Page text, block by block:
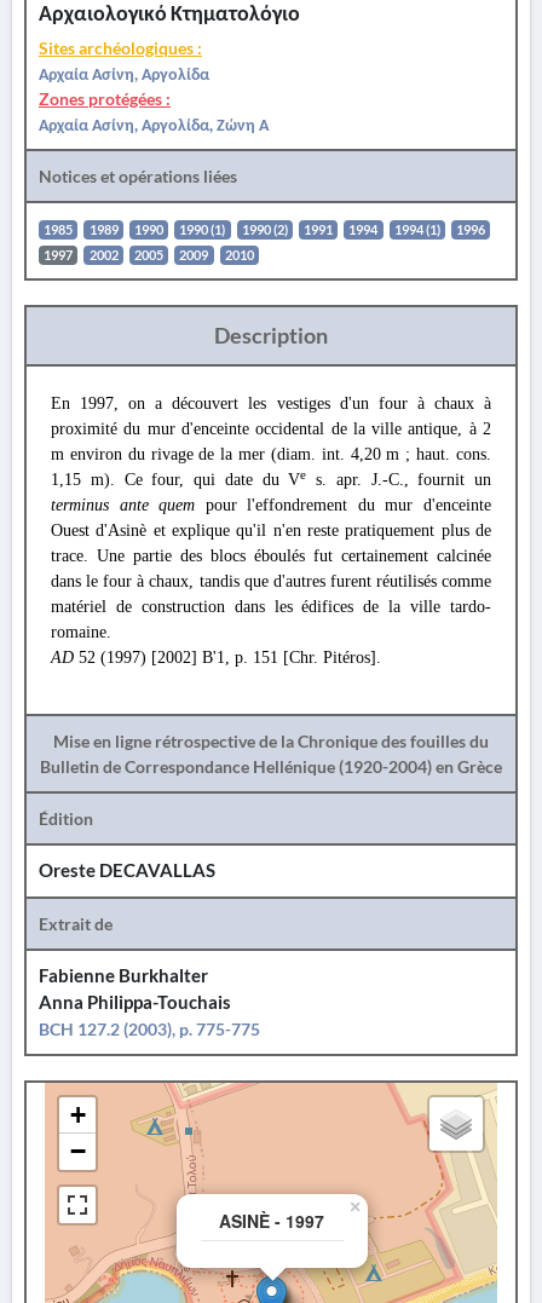
Αρχαιολογικό Κτηματολόγιο
Sites archéologiques :
Αρχαία Ασίνη, Αργολίδα
Zones protégées :
Αρχαία Ασίνη, Αργολίδα, Ζώνη Α
Notices et opérations liées
1985 1989 1990 1990 (1) 1990 (2) 1991 1994 1994 (1)
1996
1997
2002 2005 2009 2010
Description
En 1997, on a découvert les vestiges d'un four à chaux à
proximité du mur d'enceinte occidental de la ville antique, à 2
m environ du rivage de la mer (diam. int. 4,20 m ; haut. cons.
1,15 m). Ce four, qui date du Ve
s. apr. J.-C., fournit un
terminus ante quem pour l'effondrement du mur d'enceinte
Ouest d'Asinè et explique qu'il n'en reste pratiquement plus de
trace. Une partie des blocs éboulés fut certainement calcinée
dans le four à chaux, tandis que d'autres furent réutilisés comme
matériel de construction dans les édifices de la ville tardo-
romaine.
AD 52 (1997) [2002] Β'1, p. 151 [Chr. Pitéros].
Mise en ligne rétrospective de la Chronique des fouilles du
Bulletin de Correspondance Hellénique (1920-2004) en Grèce
Édition
Oreste DECAVALLAS
Extrait de
Fabienne Burkhalter
Anna Philippa-Touchais
BCH 127.2 (2003), p. 775-775
ASINÈ - 1997
×
+
−